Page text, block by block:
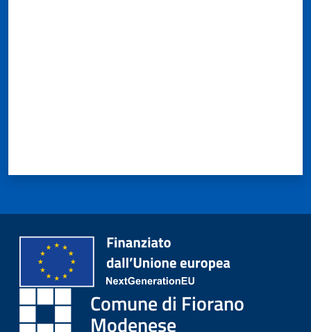
Comune di Fiorano
Modenese